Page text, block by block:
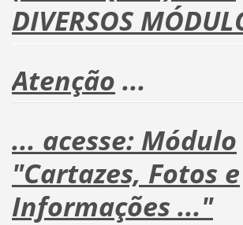
DIVERSOS
Atenção ...
... acesse: Módulo
"Cartazes, Fotos e
Informações ..."